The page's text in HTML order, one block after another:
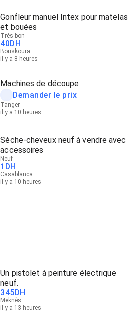
Gonfleur manuel Intex pour matelas
et bouées
Très bon
40DH
Bouskoura
il y a 8 heures
Machines de découpe
Demander le prix
Tanger
il y a 10 heures
Sèche-cheveux neuf à vendre avec
accessoires
Neuf
1 DH
Casablanca
il y a 10 heures
Un pistolet à peinture électrique
neuf.
345DH
Meknès
il y a 13 heures